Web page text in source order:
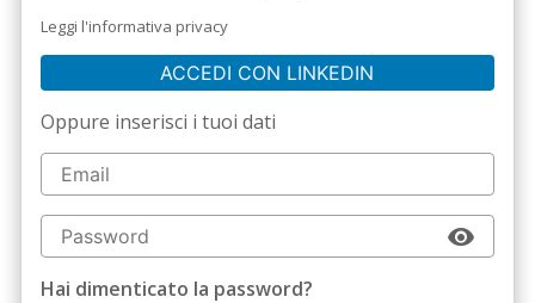
Leggi l'informativa privacy
ACCEDI CON LINKEDIN
Oppure inserisci i tuoi dati
Hai dimenticato la password?